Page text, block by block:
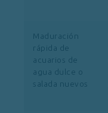
Maduración
rápida de
acuarios de
agua dulce o
salada nuevos